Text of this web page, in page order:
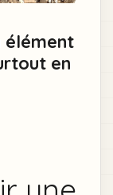
élément
en